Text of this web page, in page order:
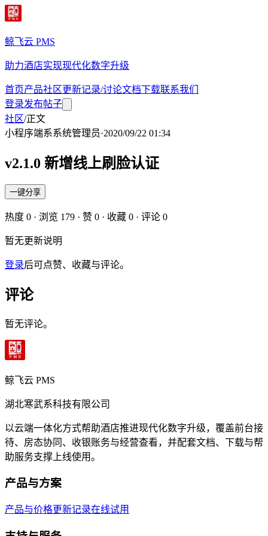
鲸飞云 PMS
助力酒店实现现代化数字升级
首页产品社区更新记录/讨论文档下载联系我们
登录发布帖子
社区/正文
小程序端系系统管理员·2020/09/22 01:34
v2.1.0 新增线上刷脸认证
一键分享
热度 0 · 浏览 179 · 赞 0 · 收藏 0 · 评论 0
暂无更新说明
登录后可点赞、收藏与评论。
评论
暂无评论。
鲸飞云 PMS
湖北寒武系科技有限公司
以云端一体化方式帮助酒店推进现代化数字升级，覆盖前台接
待、房态协同、收银账务与经营查看，并配套文档、下载与帮
助服务支撑上线使用。
产品与方案
产品与价格更新记录在线试用